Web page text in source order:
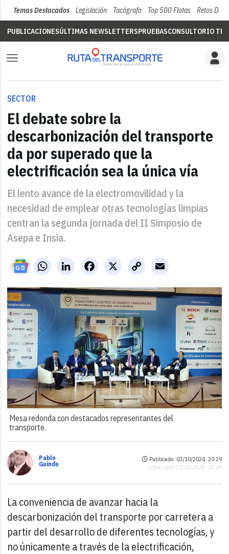
Temas Destacados Legislación Tacógrafo Top 500 Flotas Retos Del
PUBLICACIONESÚLTIMAS NEWSLETTERSPRUEBASCONSULTORIO
SECTOR
El debate sobre la
descarbonización del transporte
da por superado que la
electrificación sea la única vía
El lento avance de la electromovilidad y la
necesidad de emplear otras tecnologías limpias
centran la segunda jornada del II Simposio de
Asepa e Insia.
WhatsAppLinkedIn X
Facebook
Copy
Link
Email
Mesa redonda con destacados representantes del
transporte.
Pablo
Guindo
Publicado: 03/10/2024 ·20:29
Actualizado: 03/10/2024 · 20:29
La conveniencia de avanzar hacia la
descarbonización del transporte por carretera a
partir del desarrollo de diferentes tecnologías, y
no únicamente a través de la electrificación,